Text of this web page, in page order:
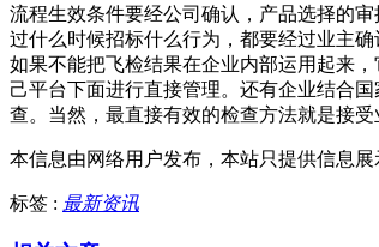
流程生效条件要经公司确认，产品选择的
过什么时候招标什么行为，都要经过业主
如果不能把飞检结果在企业内部运用起来
己平台下面进行直接管理。还有企业结合
查。当然，最直接有效的检查方法就是接
本信息由网络用户发布， 本站只提供信息展
标签 : 最新资讯